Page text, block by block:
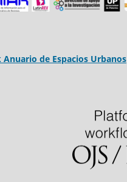
Anuario de Espacios Urbanos